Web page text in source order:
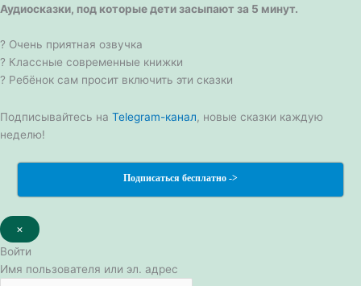
Аудиосказки, под которые дети засыпают за 5 минут.
? Очень приятная озвучка
? Классные современные книжки
? Ребёнок сам просит включить эти сказки
Подписывайтесь на Telegram-канал, новые сказки каждую
неделю!
Подписаться бесплатно ->
×
Войти
Имя пользователя или эл. адрес